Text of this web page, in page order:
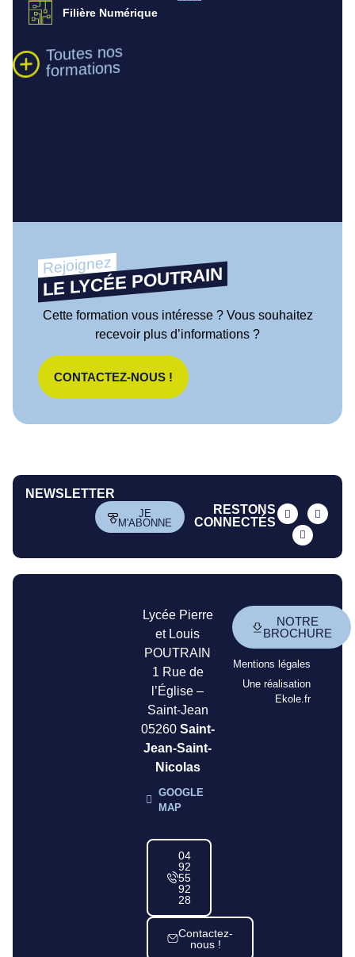
Filière Numérique
Toutes nos
formations
Rejoignez
LE LYCÉE POUTRAIN
Cette formation vous intéresse ? Vous souhaitez
recevoir plus d’informations ?
CONTACTEZ-NOUS !
NEWSLETTER
JE
M'ABONNE
RESTONS
CONNECTÉS
Lycée Pierre
et Louis
POUTRAIN
1 Rue de
l’Église –
Saint-Jean
05260 Saint-
Jean-Saint-
Nicolas
GOOGLE
MAP
04
92
55
92
28
Contactez-
nous !
NOTRE
BROCHURE
Mentions légales
Une réalisation
Ekole.fr